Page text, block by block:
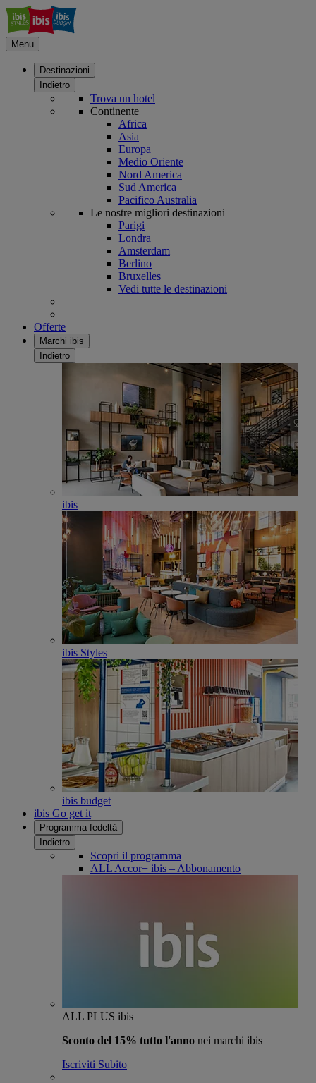
Menu
Destinazioni
Indietro
Trova un hotel
Continente
Africa
Asia
Europa
Medio Oriente
Nord America
Sud America
Pacifico Australia
Le nostre migliori destinazioni
Parigi
Londra
Amsterdam
Berlino
Bruxelles
Vedi tutte le destinazioni
Offerte
Marchi ibis
Indietro
ibis
ibis Styles
ibis budget
ibis Go get it
Programma fedeltà
Indietro
Scopri il programma
ALL Accor+ ibis – Abbonamento
ALL PLUS ibis
Sconto del 15% tutto l'anno nei marchi ibis
Iscriviti Subito